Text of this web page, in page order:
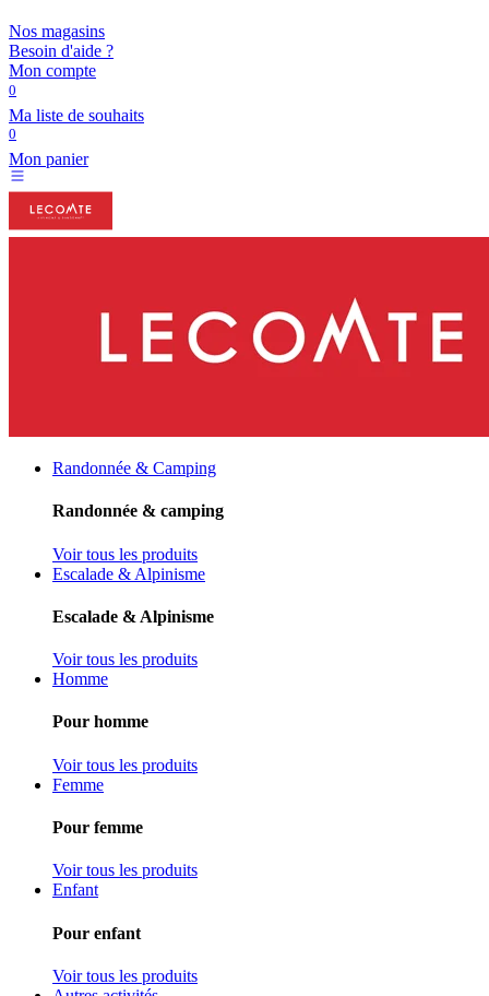
Nos magasins
Besoin d'aide ?
Mon compte
0
Ma liste de souhaits
0
Mon panier
Randonnée & Camping
Randonnée & camping
Voir tous les produits
Escalade & Alpinisme
Escalade & Alpinisme
Voir tous les produits
Homme
Pour homme
Voir tous les produits
Femme
Pour femme
Voir tous les produits
Enfant
Pour enfant
Voir tous les produits